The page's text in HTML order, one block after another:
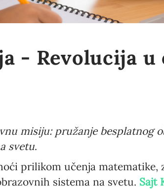
- Revolucija u
misiju: pružanje besplatnog
svetu.
prilikom učenja matematike,
sistema na svetu. Sajt